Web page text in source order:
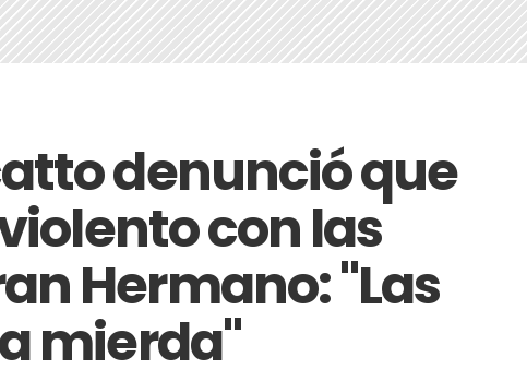
denunció que
con las
Hermano: "Las
mierda"